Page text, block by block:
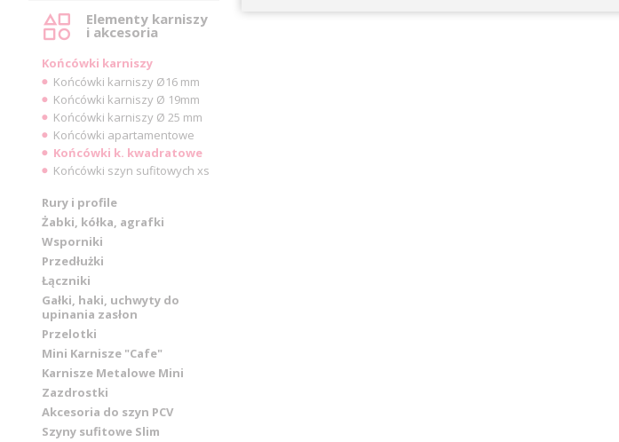
Elementy karniszy
i akcesoria
Końcówki karniszy
Końcówki karniszy Ø16 mm
Końcówki karniszy Ø 19mm
Końcówki karniszy Ø 25 mm
Końcówki apartamentowe
Końcówki k. kwadratowe
Końcówki szyn sufitowych xs
Rury i profile
Żabki, kółka, agrafki
Wsporniki
Przedłużki
Łączniki
Gałki, haki, uchwyty do
upinania zasłon
Przelotki
Mini Karnisze "Cafe"
Karnisze Metalowe Mini
Zazdrostki
Akcesoria do szyn PCV
Szyny sufitowe Slim